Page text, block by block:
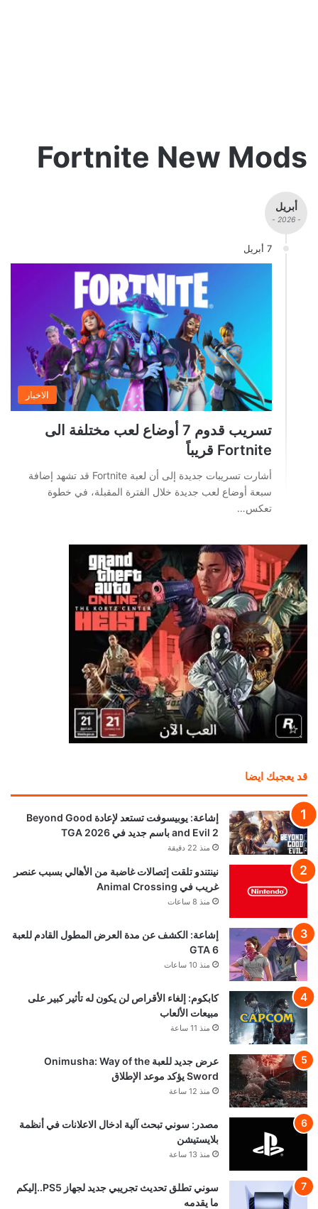
Fortnite New Mods
أبريل
- 2026 -
7 أبريل
الاخبار
تسريب قدوم 7 أوضاع لعب مختلفة الى
Fortnite قريباً
أشارت تسريبات جديدة إلى أن لعبة Fortnite قد تشهد إضافة
سبعة أوضاع لعب جديدة خلال الفترة المقبلة، في خطوة
تعكس…
قد يعجبك ايضا
إشاعة: يوبيسوفت تستعد لإعادة Beyond Good
and Evil 2 باسم جديد في TGA 2026
منذ 22 دقيقة
نينتندو تلقت إتصالات غاضبة من الأهالي بسبب عنصر
غريب في Animal Crossing
منذ 8 ساعات
إشاعة: الكشف عن مدة العرض المطول القادم للعبة
GTA 6
منذ 10 ساعات
كابكوم: إلغاء الأقراص لن يكون له تأثير كبير على
مبيعات الألعاب
منذ 11 ساعة
عرض جديد للعبة Onimusha: Way of the
Sword يؤكد موعد الإطلاق
منذ 12 ساعة
مصدر: سوني تبحث آلية ادخال الاعلانات في أنظمة
بلايستيشن
منذ 13 ساعة
سوني تطلق تحديث تجريبي جديد لجهاز PS5..إليكم
ما يقدمه